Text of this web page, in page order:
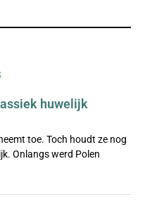
huwelijk
toe. Toch houdt ze nog
Onlangs werd Polen